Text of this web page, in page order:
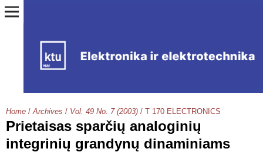
Home / Archives / Vol. 49 No. 7 (2003) / T 170 ELECTRONICS
Prietaisas sparčių analoginių
integrinių grandynų dinaminiams